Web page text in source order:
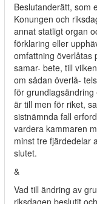
Beslutanderätt, som
Konungen och
annat statligt organ
förklaring eller
omfattning överlåtas
samar- bete, till
om sådan överlå-
för
är till men för riket,
sistnämnda fall
vardera kammaren
minst tre fjärdedelar
slutet.
&
Vad till ändring av
riksdagen beslutit